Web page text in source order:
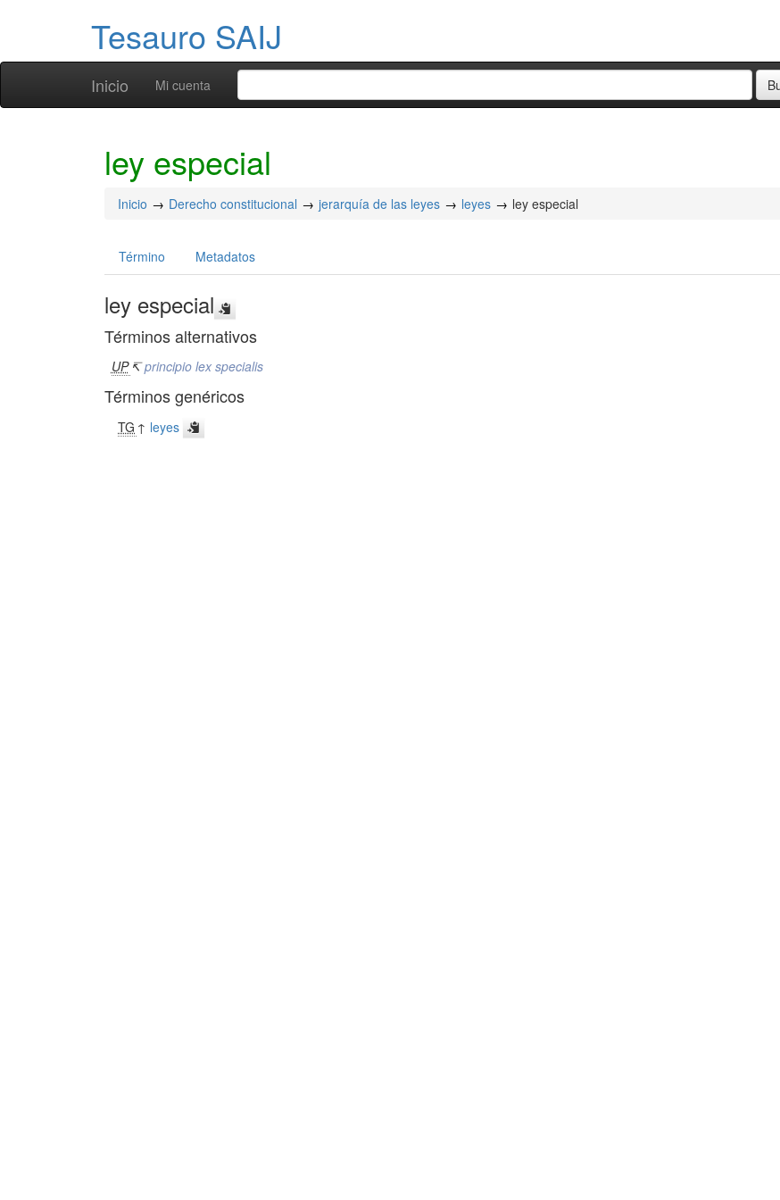
Tesauro SAIJ
Inicio Mi cuenta
ley especial
Inicio Derecho constitucional jerarquía de las leyes leyes ley especial
Término Metadatos
ley especial
Términos alternativos
UP ↸principio lex specialis
Términos genéricos
TG ↑ leyes